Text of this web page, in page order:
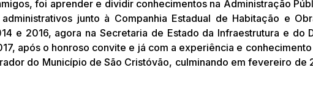
foi aprender e dividir conhecimentos na Administração
junto à Companhia Estadual de Habitação e
e 2016, agora na Secretaria de Estado da Infraestrutura e do
após o honroso convite e já com a experiência e
do Município de São Cristóvão, culminando em fevereiro de